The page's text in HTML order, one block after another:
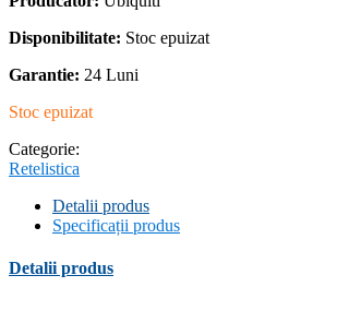
Disponibilitate: Stoc epuizat
Garantie: 24 Luni
Stoc epuizat
Categorie:
Retelistica
Detalii produs
Specificații produs
Detalii produs